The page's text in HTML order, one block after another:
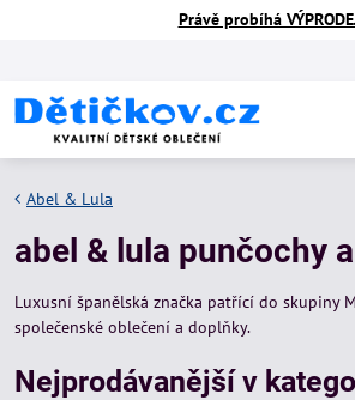
Právě probíhá
Abel & Lula
abel & lula punčochy
Luxusní španělská značka patřící do skupiny
společenské oblečení a doplňky.
Nejprodávanější v